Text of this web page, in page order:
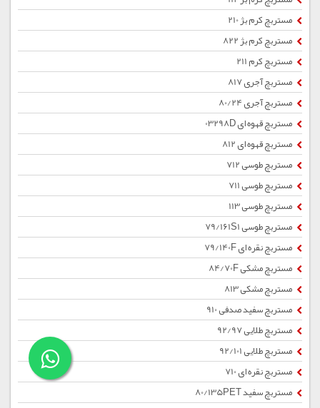
مستربچ کرم بژ 210
مستربچ کرم بژ 822
مستربچ کرم 211
مستربچ آجری 817
مستربچ آجری 80/24
مستربچ قهوه ای 03298D
مستربچ قهوه ای 812
مستربچ طوسی 712
مستربچ طوسی 711
مستربچ طوسی 113
مستربچ طوسی 79/161S1
مستربچ نقره ای 79/140F
مستربچ مشکی 84/70F
مستربچ مشکی 813
مستربچ سفید صدفی 910
مستربچ طلایی 92/97
مستربچ طلایی 92/101
مستربچ نقره ای 710
مستربچ سفید 80/135PET